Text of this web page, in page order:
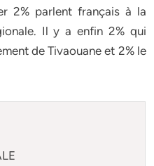
2% parlent français à la
Il y a enfin 2% qui
de Tivaouane et 2% le